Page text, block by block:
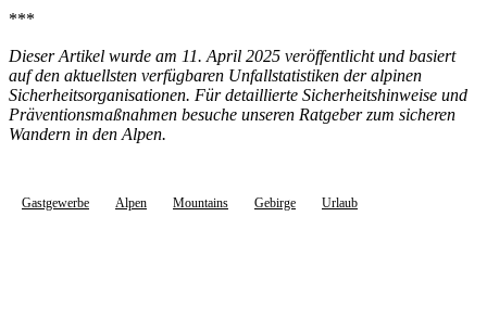
***
Dieser Artikel wurde am 11. April 2025 veröffentlicht und basiert
auf den aktuellsten verfügbaren Unfallstatistiken der alpinen
Sicherheitsorganisationen. Für detaillierte Sicherheitshinweise und
Präventionsmaßnahmen besuche unseren Ratgeber zum sicheren
Wandern in den Alpen.
Gastgewerbe Alpen Mountains Gebirge Urlaub